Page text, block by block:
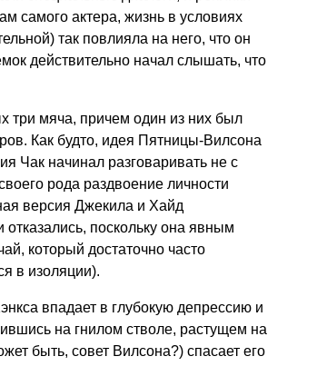
самого актера, жизнь в условиях
так повлияла на него, что он
действительно начал слышать, что
три мяча, причем один из них был
Как будто, идея Пятницы-Вилсона
Чак начинал разговаривать не с
рода раздвоение личности
версия Джекила и Хайд
отказались, поскольку она явным
который достаточно часто
в изоляции).
впадает в глубокую депрессию и
на гнилом стволе, растущем на
быть, совет Вилсона?) спасает его